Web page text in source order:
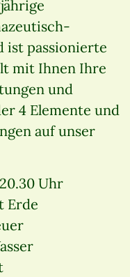
ist passionierte
mit Ihnen Ihre
und
4 Elemente und
auf unser
Uhr
Erde